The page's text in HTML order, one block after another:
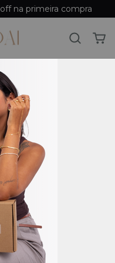
na primeira compra